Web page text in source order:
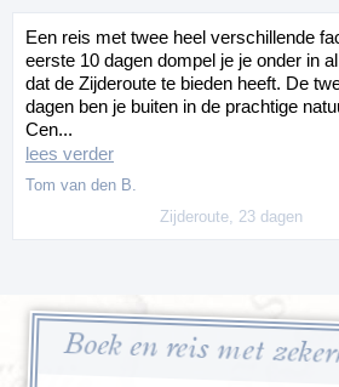
Een reis met twee heel verschillende
eerste 10 dagen dompel je je onder in
dat de Zijderoute te bieden heeft. De
dagen ben je buiten in de prachtige
Cen...
lees verder
Tom van den B.
Zijderoute, 23 dagen
Boek en reis met